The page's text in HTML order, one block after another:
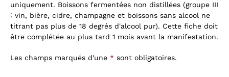
uniquement. Boissons fermentées non distillées (groupe III
∶ vin, bière, cidre, champagne et boissons sans alcool ne
titrant pas plus de 18 degrés d'alcool pur). Cette fiche doit
être complétée au plus tard 1 mois avant la manifestation.
Les champs marqués d'une * sont obligatoires.